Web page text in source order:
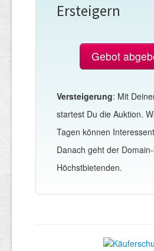
Ersteigern
Gebot
Versteigerung: Mit
startest Du die Auktion.
Tagen können
Danach geht der
Höchstbietenden.